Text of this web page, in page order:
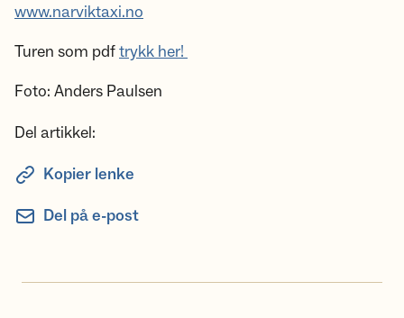
www.narviktaxi.no
Turen som pdftrykk her!
Foto: Anders Paulsen
Del artikkel:
Kopier lenke
Del på e-post